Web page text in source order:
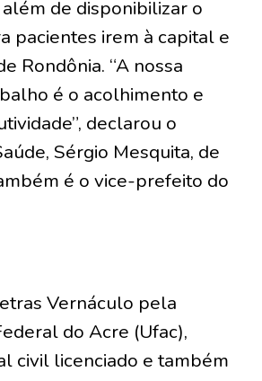
de disponibilizar o
pacientes irem à capital e
Rondônia. “A nossa
é o acolhimento e
declarou o
Sérgio Mesquita, de
é o vice-prefeito do
Vernáculo pela
do Acre (Ufac),
civil licenciado e também